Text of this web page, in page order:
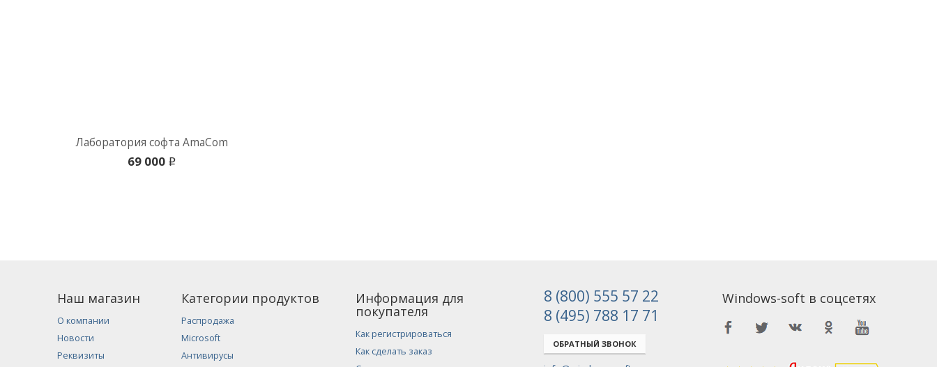
Лаборатория софта AmaCom
69 000 i
Наш магазин
О компании
Новости
Реквизиты
Категории продуктов
Распродажа
Microsoft
Антивирусы
Информация для
покупателя
Как регистрироваться
Как сделать заказ
8 (800) 555 57 22
8 (495) 788 17 71
ОБРАТНЫЙ ЗВОНОК
Windows-soft в соцсетях